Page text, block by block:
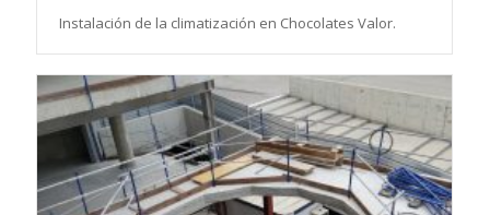
Instalación de la climatización en Chocolates Valor.